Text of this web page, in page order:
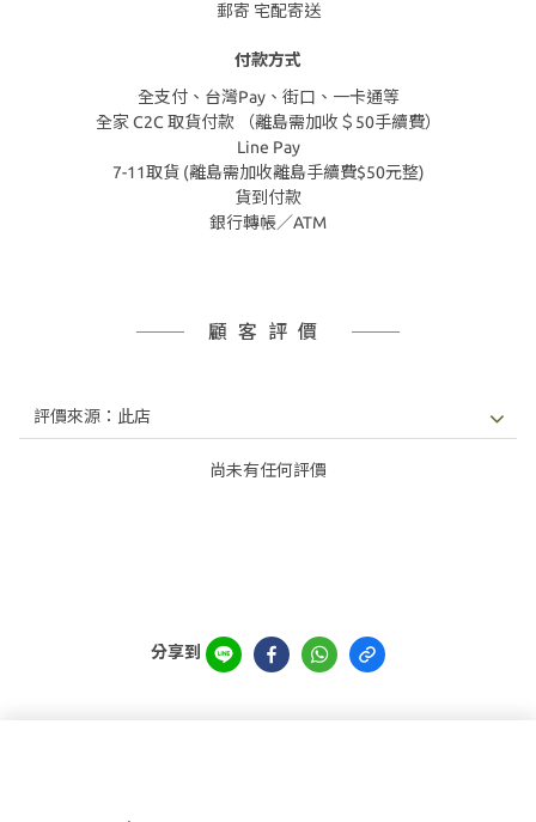
郵寄 宅配寄送
付款方式
全支付、台灣Pay、街口、一卡通等
全家 C2C 取貨付款 （離島需加收＄50手續費）
Line Pay
7-11取貨 (離島需加收離島手續費$50元整)
貨到付款
銀行轉帳／ATM
顧客評價
尚未有任何評價
分享到